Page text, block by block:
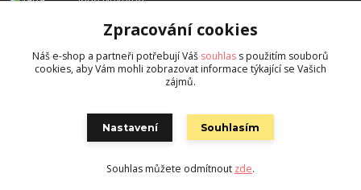
dzejn.n@email.cz
Vytvořeno na Eshop-rychle.cz
Zpracování cookies
Náš e-shop a partneři potřebují Váš souhlas s použitím souborů
cookies, aby Vám mohli zobrazovat informace týkající se Vašich
zájmů.
Nastavení Souhlasím
Souhlas můžete odmítnout zde.